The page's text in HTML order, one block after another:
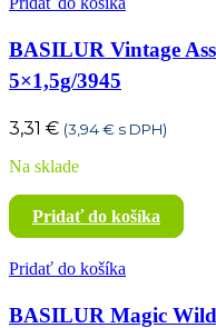
BASILUR Vintage
5×1,5g/3945
3,31 € (3,94€ s DPH)
Na sklade
Pridať do košíka
Pridať do košíka
BASILUR Magic